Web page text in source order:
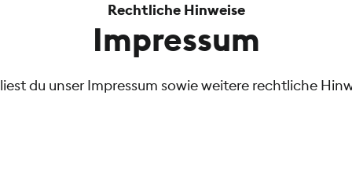
Rechtliche Hinweise
Impressum
du unser Impressum sowie weitere rechtliche